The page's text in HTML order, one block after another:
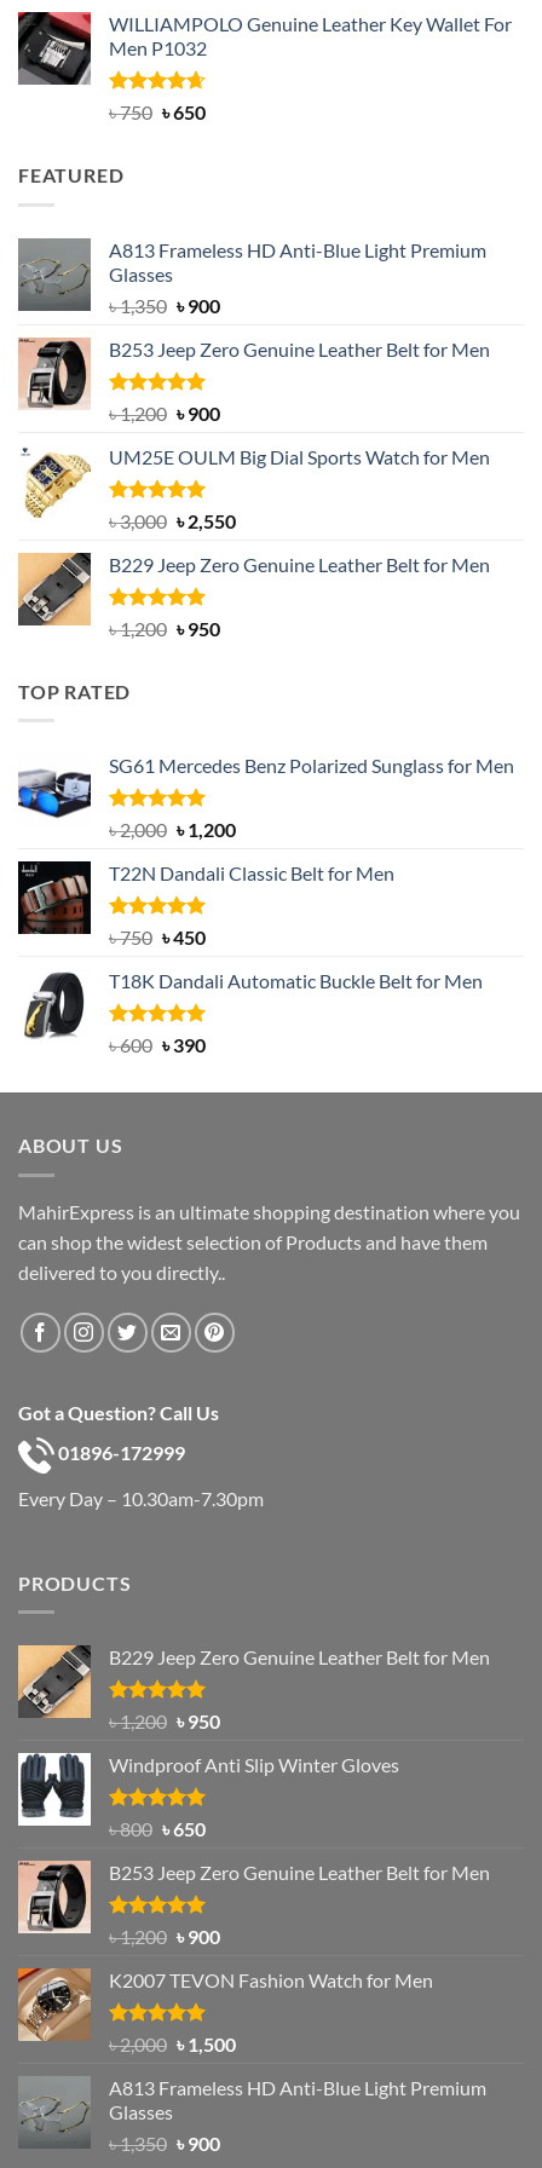
was:
৳ 950.
is:
৳ 699.
WILLIAMPOLO Genuine Leather Key Wallet For
Men P1032
Rated4.63
৳750 Original
৳650Current
FEATURED
A813 Frameless HD Anti-Blue Light Premium
Glasses
৳1,350 Original
was:
৳ 1,350.
৳900Current
is:
B253 Jeep Zero Genuine Leather Belt for Men
Rated5.00
out of 5
৳1,200 Original
was:
৳ 1,200.
৳900Current
is:
UM25E OULM Big Dial Sports Watch for Men
Rated5.00
out of 5
৳3,000 Original
was:
৳ 3,000.
৳2,550Current
is:
B229 Jeep Zero Genuine Leather Belt for Men
Rated4.92
out of 5
৳1,200 Original
৳950Current
TOP RATED
SG61 Mercedes Benz Polarized Sunglass for Men
Rated5.00
out of 5
৳2,000 Original
was:
৳ 2,000.
৳1,200Current
is:
T22N Dandali Classic Belt for Men
Rated5.00
৳750 Original
was:
৳ 750.
৳450Current
is:
৳ 450.
T18K Dandali Automatic Buckle Belt for Men
Rated5.00
৳600 Original
was:
৳390Current
is:
ABOUT US
MahirExpress is an ultimate shopping destination where you
can shop the widest selection of Products and have them
delivered to you directly..
Got a Question? Call Us
01896-172999
Every Day – 10.30am-7.30pm
PRODUCTS
B229 Jeep Zero Genuine Leather Belt for Men
Rated4.92
out of 5
৳1,200 Original
was:
৳ 1,200.
৳950Current
is:
Windproof Anti Slip Winter Gloves
Rated4.97
৳800 Original
was:
৳ 800.
৳650Current
is:
৳ 650.
B253 Jeep Zero Genuine Leather Belt for Men
Rated5.00
out of 5
৳1,200 Original
was:
৳ 1,200.
৳900Current
is:
K2007 TEVON Fashion Watch for Men
Rated4.93
out of 5
৳2,000 Original
was:
৳1,500Current
is:
A813 Frameless HD Anti-Blue Light Premium
Glasses
৳1,350 Original
৳900Current